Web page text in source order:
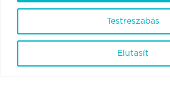
Testreszabás
Elutasít